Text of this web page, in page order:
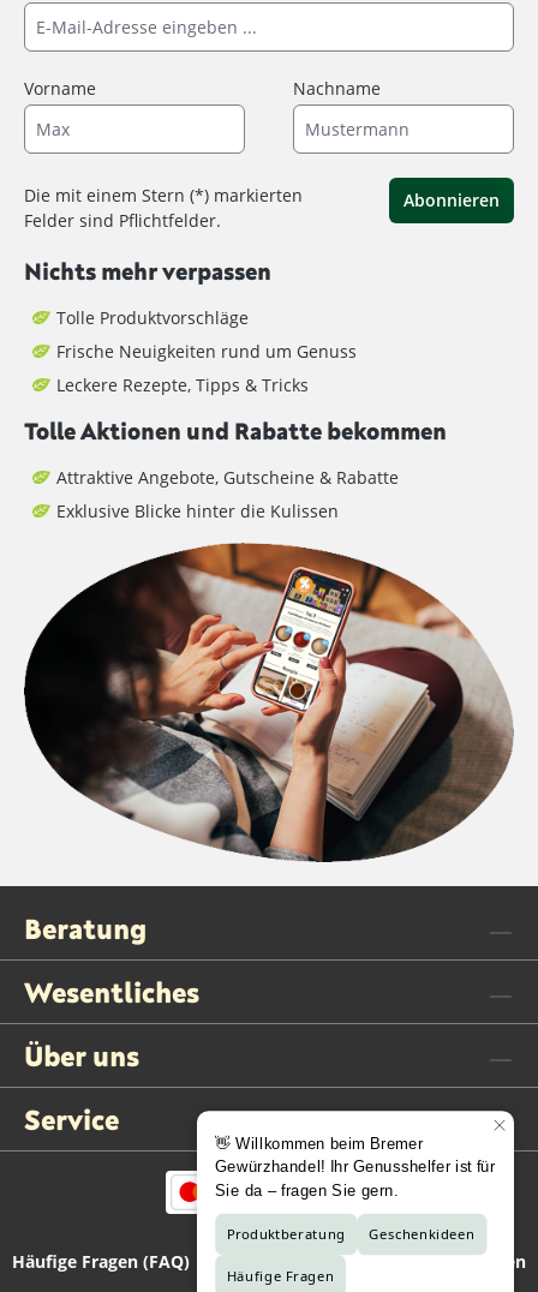
Vorname Nachname
Die mit einem Stern (*) markierten
Felder sind Pflichtfelder.
Abonnieren
Nichts mehr verpassen
Tolle Produktvorschläge
Frische Neuigkeiten rund um Genuss
Leckere Rezepte, Tipps & Tricks
Tolle Aktionen und Rabatte bekommen
Attraktive Angebote, Gutscheine & Rabatte
Exklusive Blicke hinter die Kulissen
Beratung
Wesentliches
Über uns
Service
Häufige Fragen (FAQ) Kontaktformular Vertrag widerrufen